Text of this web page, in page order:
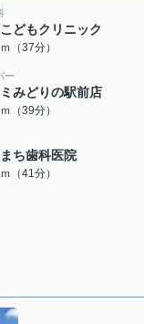
どもクリニック
（37分）
ー
みどりの駅前店
（39分）
ち歯科医院
（41分）